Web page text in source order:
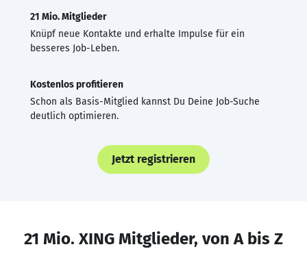
21 Mio. Mitglieder
Knüpf neue Kontakte und erhalte Impulse für ein
besseres Job-Leben.
Kostenlos profitieren
Schon als Basis-Mitglied kannst Du Deine Job-Suche
deutlich optimieren.
Jetzt registrieren
21 Mio. XING Mitglieder, von A bis Z